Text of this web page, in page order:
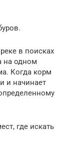
в поисках
на одном
Когда корм
и начинает
где искать